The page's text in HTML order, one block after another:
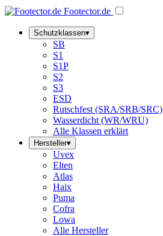
Footector.de
Schutzklassen▾
SB
S1
S1P
S2
S3
ESD
Rutschfest (SRA/SRB/SRC)
Wasserdicht (WR/WRU)
Alle Klassen erklärt
Hersteller▾
Uvex
Elten
Atlas
Haix
Puma
Cofra
Lowa
Alle Hersteller